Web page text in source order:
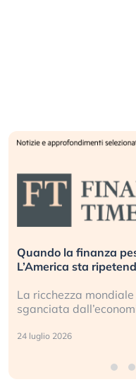
Quando la finanza
L’America sta
La ricchezza
sganciata
24 luglio 2026